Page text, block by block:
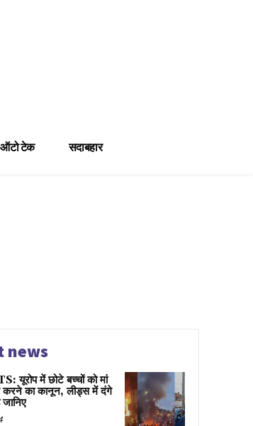
ऑटो टेक सदाबहार
news
यूरोप में छोटे बच्चों को मां
का कानून, लीड्स में दंगे